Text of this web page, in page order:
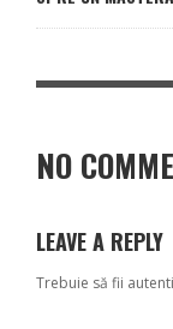
NO
LEAVE A REPLY
Trebuie să fii